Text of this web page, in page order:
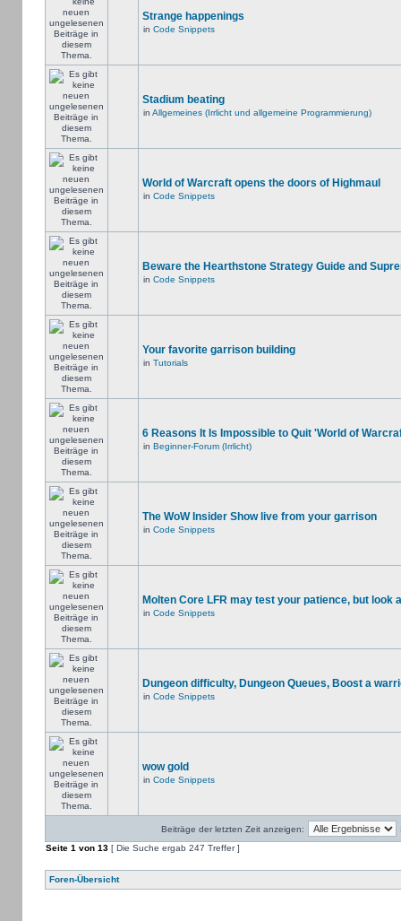
Strange happenings
in Code Snippets
Stadium beating
in Allgemeines (Irrlicht und allgemeine Programmierung)
World of Warcraft opens the doors of Highmaul
in Code Snippets
Beware the Hearthstone Strategy Guide and
in Code Snippets
Your favorite garrison building
in Tutorials
6 Reasons It Is Impossible to Quit 'World of
in Beginner-Forum (Irrlicht)
The WoW Insider Show live from your garrison
in Code Snippets
Molten Core LFR may test your patience, but look
in Code Snippets
Dungeon difficulty, Dungeon Queues, Boost a
in Code Snippets
wow gold
in Code Snippets
Beiträge der letzten Zeit anzeigen:
Seite 1 von 13[ Die Suche ergab 247 Treffer ]
Foren-Übersicht